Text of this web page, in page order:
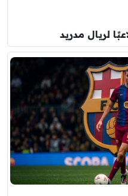
لريال مدريد